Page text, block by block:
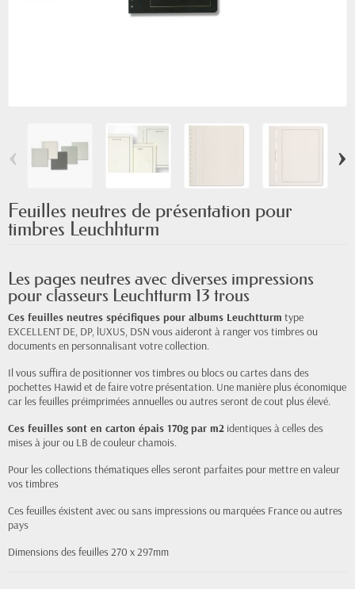
‹ ›
Feuilles neutres de présentation pour
timbres Leuchhturm
Les pages neutres avec diverses impressions
pour classeurs Leuchtturm 13 trous
Ces feuilles neutres spécifiques pour albums Leuchtturm type
EXCELLENT DE, DP, lUXUS, DSN vous aideront à ranger vos timbres ou
documents en personnalisant votre collection.
Il vous suffira de positionner vos timbres ou blocs ou cartes dans des
pochettes Hawid et de faire votre présentation. Une manière plus économique
car les feuilles préimprimées annuelles ou autres seront de cout plus élevé.
Ces feuilles sont en carton épais 170g par m2 identiques à celles des
mises à jour ou LB de couleur chamois.
Pour les collections thématiques elles seront parfaites pour mettre en valeur
vos timbres
Ces feuilles éxistent avec ou sans impressions ou marquées France ou autres
pays
Dimensions des feuilles 270 x 297mm